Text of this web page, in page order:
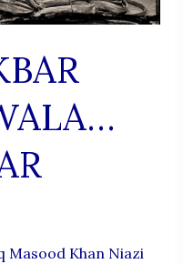
Masood Khan Niazi